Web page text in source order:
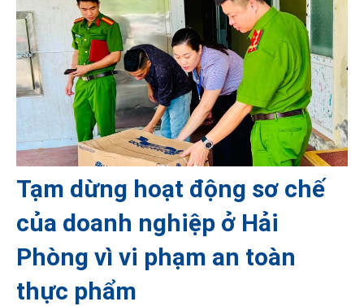
Tạm dừng hoạt động sơ chế
của doanh nghiệp ở Hải
Phòng vì vi phạm an toàn
thực phẩm